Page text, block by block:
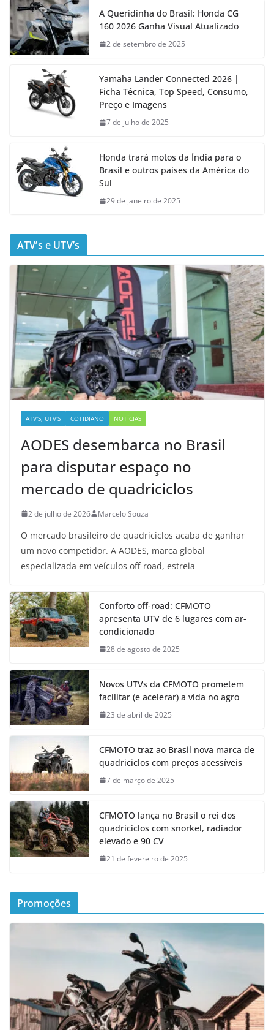
A Queridinha do Brasil: Honda CG
160 2026 Ganha Visual Atualizado
2 de setembro de 2025
Yamaha Lander Connected 2026 |
Ficha Técnica, Top Speed, Consumo,
Preço e Imagens
7 de julho de 2025
Honda trará motos da Índia para o
Brasil e outros países da América do
Sul
29 de janeiro de 2025
ATV’s e UTV’s
ATV'S, UTV'S COTIDIANO NOTÍCIAS
AODES desembarca no Brasil
para disputar espaço no
mercado de quadriciclos
2 de julho de 2026 Marcelo Souza
O mercado brasileiro de quadriciclos acaba de ganhar
um novo competidor. A AODES, marca global
especializada em veículos off-road, estreia
Conforto off-road: CFMOTO
apresenta UTV de 6 lugares com ar-
condicionado
28 de agosto de 2025
Novos UTVs da CFMOTO prometem
facilitar (e acelerar) a vida no agro
23 de abril de 2025
CFMOTO traz ao Brasil nova marca de
quadriciclos com preços acessíveis
7 de março de 2025
CFMOTO lança no Brasil o rei dos
quadriciclos com snorkel, radiador
elevado e 90 CV
21 de fevereiro de 2025
Promoções